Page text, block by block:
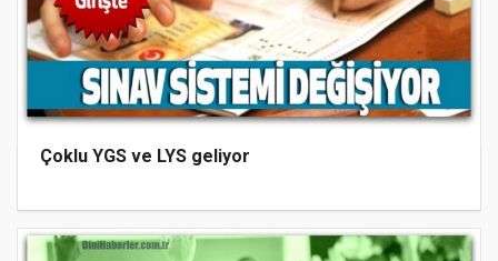
Çoklu YGS ve LYS geliyor